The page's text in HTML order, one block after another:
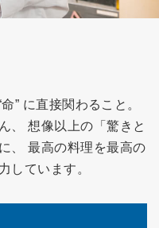
” に直接関わること。
、 想像以上の「驚きと
、 最高の料理を最高の
しています。